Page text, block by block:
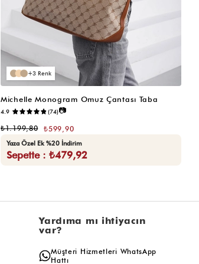
3
Michelle Monogram Omuz Çantası Taba
4.9 (74)📷
₺599,90
₺1.199,80
Yaza Özel Ek %20 İndirim
Sepette : ₺479,92
Yardıma mı ihtiyacın
var?
Müşteri Hizmetleri WhatsApp
Hattı